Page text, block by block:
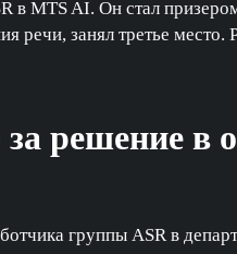
в MTS AI. Он стал
речи, занял третье
решение в
группы ASR в